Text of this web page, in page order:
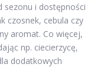
sezonu i dostępności
czosnek, cebula czy
aromat. Co więcej,
np. ciecierzycę,
dodatkowych